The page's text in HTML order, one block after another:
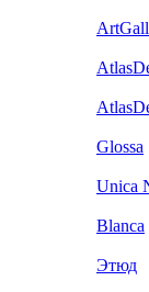
Glossa
Unica
Blanca
Этюд